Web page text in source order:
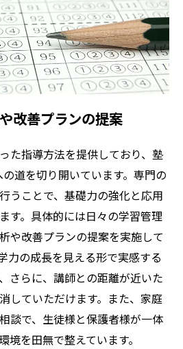
改善プランの提案
た指導方法を提供しており、塾
の道を切り開いています。専門の
うことで、基礎力の強化と応用
す。具体的には日々の学習管理
や改善プランの提案を実施して
力の成長を見える形で実感する
さらに、講師との距離が近いた
していただけます。また、家庭
談で、生徒様と保護者様が一体
境を田無で整えています。